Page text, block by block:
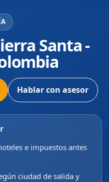
Santa -
Hablar con asesor
e impuestos antes
ciudad de salida y